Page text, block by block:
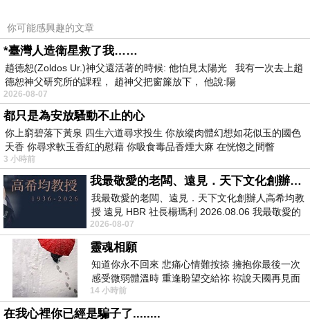
你可能感興趣的文章
*臺灣人造衛星救了我……
趙德恕(Zoldos Ur.)神父還活著的時候: 他怕見太陽光 我有一次去上趙
德恕神父研究所的課程， 趙神父把窗簾放下， 他說:陽
2026-08-07
都只是為安放騷動不止的心
你上窮碧落下黃泉 四生六道尋求投生 你放縱肉體幻想如花似玉的國色
天香 你尋求軟玉香紅的慰藉 你吸食毒品香煙大麻 在恍惚之間瞥
3 小時前
我最敬愛的老闆、遠見．天下文化創辦人高希均教授
我最敬愛的老闆、遠見．天下文化創辦人高希均教
授 遠見 HBR 社長楊瑪利 2026.08.06 我最敬愛的
老闆、遠見．天下文化創辦人高希均教
2026-08-07
靈魂相願
知道你永不回來 悲痛心情難按捺 擁抱你最後一次
感受微弱體溫時 重逢盼望交給祢 祢說天國再見面
此刻忍淚說別離 他日靈魂再
14 小時前
在我心裡你已經是騙子了........